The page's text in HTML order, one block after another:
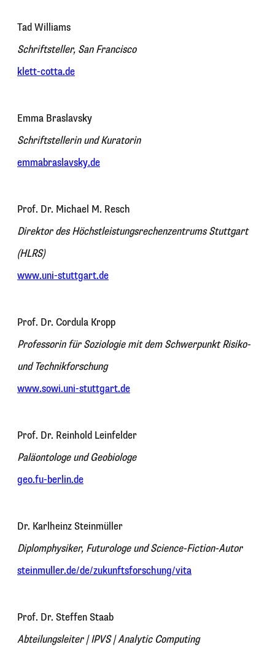
Tad Williams
Schriftsteller, San Francisco
klett-cotta.de
Emma Braslavsky
Schriftstellerin und Kuratorin
emmabraslavsky.de
Prof. Dr. Michael M. Resch
Direktor des Höchstleistungsrechenzentrums Stuttgart
(HLRS)
www.uni-stuttgart.de
Prof. Dr. Cordula Kropp
Professorin für Soziologie mit dem Schwerpunkt Risiko-
und Technikforschung
www.sowi.uni-stuttgart.de
Prof. Dr. Reinhold Leinfelder
Paläontologe und Geobiologe
geo.fu-berlin.de
Dr. Karlheinz Steinmüller
Diplomphysiker, Futurologe und Science-Fiction-Autor
steinmuller.de/de/zukunftsforschung/vita
Prof. Dr. Steffen Staab
Abteilungsleiter | IPVS | Analytic Computing